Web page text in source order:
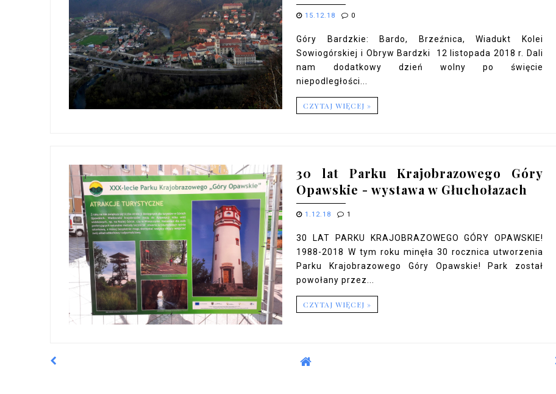
15.12.18 0
Góry Bardzkie: Bardo, Brzeźnica, Wiadukt Kolei
Sowiogórskiej i Obryw Bardzki 12 listopada 2018 r. Dali
nam dodatkowy dzień wolny po święcie
niepodległości...
CZYTAJ WIĘCEJ »
30 lat Parku Krajobrazowego Góry
Opawskie - wystawa w Głuchołazach
1.12.18 1
30 LAT PARKU KRAJOBRAZOWEGO GÓRY OPAWSKIE!
1988-2018 W tym roku minęła 30 rocznica utworzenia
Parku Krajobrazowego Góry Opawskie! Park został
powołany przez...
CZYTAJ WIĘCEJ »